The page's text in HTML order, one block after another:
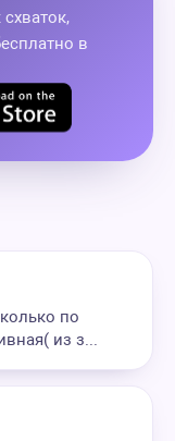
в
по
из з...